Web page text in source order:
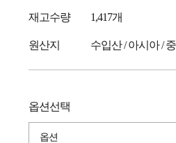
재고수량 1,417개
원산지 수입산 / 아시아 /
옵션선택
옵션